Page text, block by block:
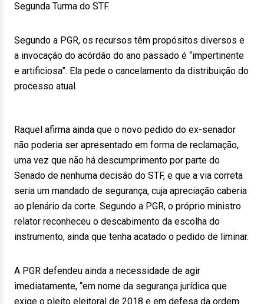
Segunda Turma do STF.
Segundo a PGR, os recursos têm propósitos diversos e
a invocação do acórdão do ano passado é “impertinente
e artificiosa”. Ela pede o cancelamento da distribuição do
processo atual.
Raquel afirma ainda que o novo pedido do ex-senador
não poderia ser apresentado em forma de reclamação,
uma vez que não há descumprimento por parte do
Senado de nenhuma decisão do STF, e que a via correta
seria um mandado de segurança, cuja apreciação caberia
ao plenário da corte. Segundo a PGR, o próprio ministro
relator reconheceu o descabimento da escolha do
instrumento, ainda que tenha acatado o pedido de liminar.
A PGR defendeu ainda a necessidade de agir
imediatamente, “em nome da segurança jurídica que
exige o pleito eleitoral de 2018 e em defesa da ordem